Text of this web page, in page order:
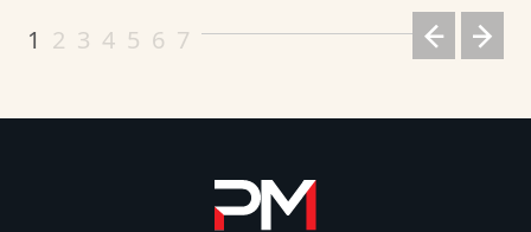
1 2 3 4 5 6 7